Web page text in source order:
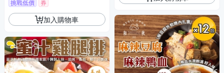
挑戰低價 券
加入購物車